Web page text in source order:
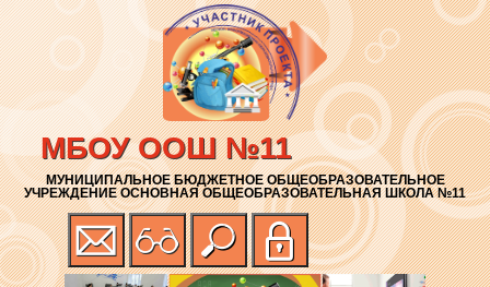
МБОУ ООШ №11
МУНИЦИПАЛЬНОЕ БЮДЖЕТНОЕ ОБЩЕОБРАЗОВАТЕЛЬНОЕ
УЧРЕЖДЕНИЕ ОСНОВНАЯ ОБЩЕОБРАЗОВАТЕЛЬНАЯ ШКОЛА №11